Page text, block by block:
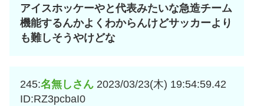
アイスホッケーやと代表みたいな急造チーム
機能するんかよくわからんけどサッカーより
も難しそうやけどな
245:名無しさん 2023/03/23(木) 19:54:59.42
ID:RZ3pcbaI0